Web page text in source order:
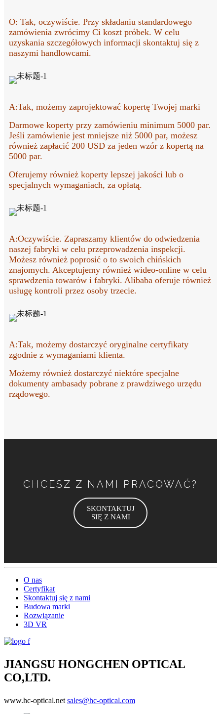
O: Tak, oczywiście. Przy składaniu standardowego
zamówienia zwrócimy Ci koszt próbek. W celu
uzyskania szczegółowych informacji skontaktuj się z
naszymi handlowcami.
A:Tak, możemy zaprojektować kopertę Twojej marki
Darmowe koperty przy zamówieniu minimum 5000 par.
Jeśli zamówienie jest mniejsze niż 5000 par, możesz
również zapłacić 200 USD za jeden wzór z kopertą na
5000 par.
Oferujemy również koperty lepszej jakości lub o
specjalnych wymaganiach, za opłatą.
A:Oczywiście. Zapraszamy klientów do odwiedzenia
naszej fabryki w celu przeprowadzenia inspekcji.
Możesz również poprosić o to swoich chińskich
znajomych. Akceptujemy również wideo-online w celu
sprawdzenia towarów i fabryki. Alibaba oferuje również
usługę kontroli przez osoby trzecie.
A:Tak, możemy dostarczyć oryginalne certyfikaty
zgodnie z wymaganiami klienta.
Możemy również dostarczyć niektóre specjalne
dokumenty ambasady pobrane z prawdziwego urzędu
rządowego.
CHCESZ Z NAMI PRACOWAĆ?
SKONTAKTUJ
SIĘ Z NAMI
O nas
Certyfikat
Skontaktuj się z nami
Budowa marki
Rozwiązanie
3D VR
JIANGSU HONGCHEN OPTICAL
CO,LTD.
www.hc-optical.net sales@hc-optical.com